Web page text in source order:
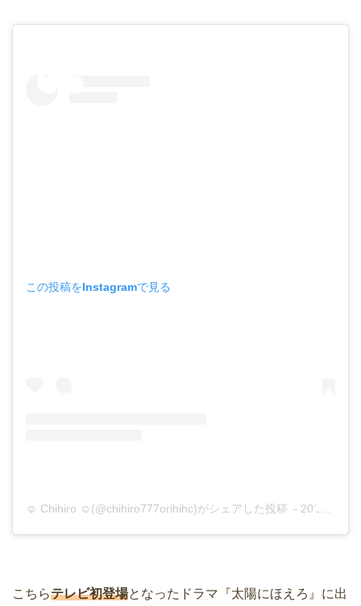
この投稿をInstagramで見る
☺ Chihiro ☺(@chihiro777orihihc)がシェアした投稿 – 2019年 8月月28日午前4時15分PDT
こちらテレビ初登場となったドラマ『太陽にほえろ』に出